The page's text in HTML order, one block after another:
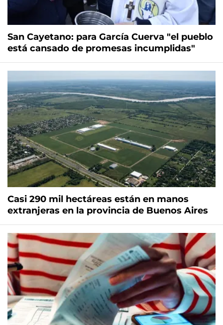
San Cayetano: para García Cuerva "el pueblo
está cansado de promesas incumplidas"
Casi 290 mil hectáreas están en manos
extranjeras en la provincia de Buenos Aires